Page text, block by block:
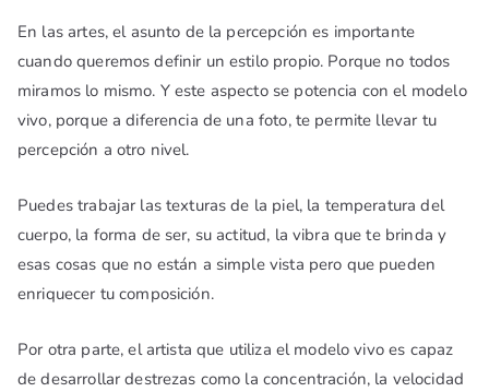
En las artes, el asunto de la percepción es importante
cuando queremos definir un estilo propio. Porque no todos
miramos lo mismo. Y este aspecto se potencia con el modelo
vivo, porque a diferencia de una foto, te permite llevar tu
percepción a otro nivel.
Puedes trabajar las texturas de la piel, la temperatura del
cuerpo, la forma de ser, su actitud, la vibra que te brinda y
esas cosas que no están a simple vista pero que pueden
enriquecer tu composición.
Por otra parte, el artista que utiliza el modelo vivo es capaz
de desarrollar destrezas como la concentración, la velocidad